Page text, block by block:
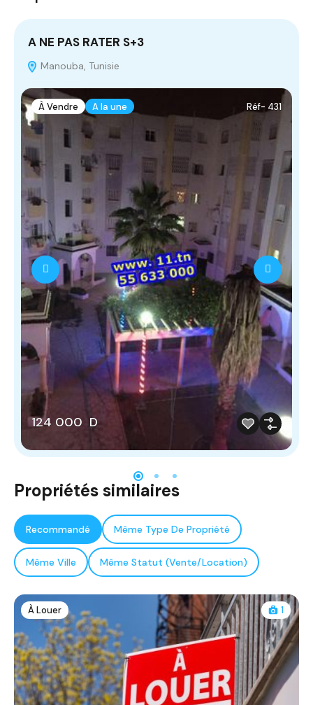
A NE PAS RATER S+3
Manouba, Tunisie
À Vendre A la une Réf- 431
124 000 D
Propriétés similaires
Recommandé Même Type De Propriété
Même Ville Même Statut (Vente/Location)
À Louer 1